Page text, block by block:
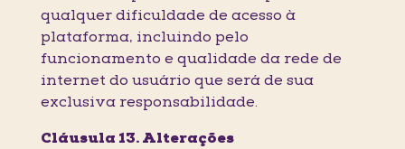
qualquer dificuldade de acesso à
plataforma, incluindo pelo
funcionamento e qualidade da rede de
internet do usuário que será de sua
exclusiva responsabilidade.
Cláusula 13. Alterações